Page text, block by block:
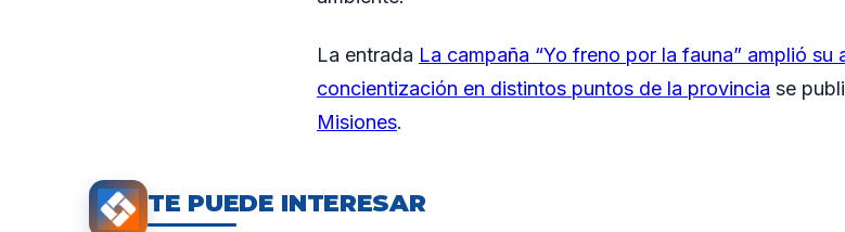
La entrada La campaña “Yo freno por la fauna” amplió
concientización en distintos puntos de la provincia se
Misiones.
TE PUEDE INTERESAR